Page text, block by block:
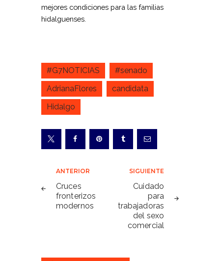
mejores condiciones para las familias
hidalguenses.
#G7NOTICIAS
#senado
AdrianaFlores
candidata
Hidalgo
Navegación
de
entradas
ANTERIOR
Cruces
fronterizos
modernos
SIGUIENTE
Cuidado
para
trabajadoras
del sexo
comercial